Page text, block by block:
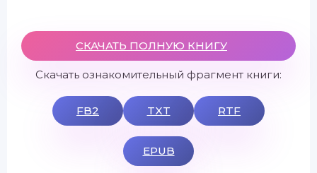
СКАЧАТЬ ПОЛНУЮ КНИГУ
Скачать ознакомительный фрагмент книги:
FB2 TXT RTF
EPUB